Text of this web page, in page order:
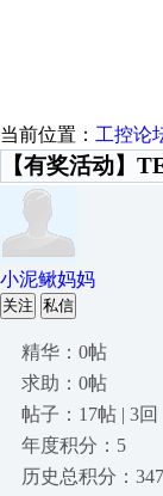
当前位置： 工控论
【有奖活动】
小泥鳅妈妈
关注 私信
精华：0帖
求助：0帖
帖子：17帖 | 3回
年度积分：5
历史总积分：347